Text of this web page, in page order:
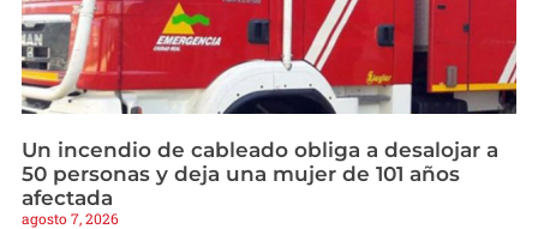
Un incendio de cableado obliga a desalojar a
50 personas y deja una mujer de 101 años
afectada
agosto 7, 2026